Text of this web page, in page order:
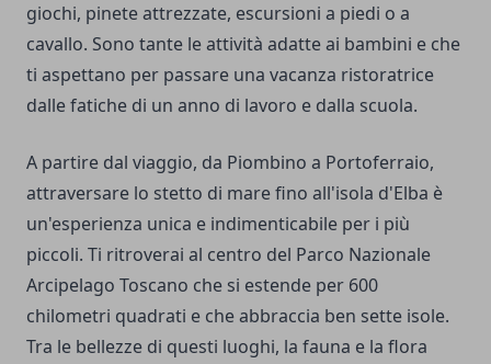
giochi, pinete attrezzate, escursioni a piedi o a
cavallo. Sono tante le attività adatte ai bambini e che
ti aspettano per passare una vacanza ristoratrice
dalle fatiche di un anno di lavoro e dalla scuola.
A partire dal viaggio, da Piombino a Portoferraio,
attraversare lo stetto di mare fino all'isola d'Elba è
un'esperienza unica e indimenticabile per i più
piccoli. Ti ritroverai al centro del Parco Nazionale
Arcipelago Toscano che si estende per 600
chilometri quadrati e che abbraccia ben sette isole.
Tra le bellezze di questi luoghi, la fauna e la flora